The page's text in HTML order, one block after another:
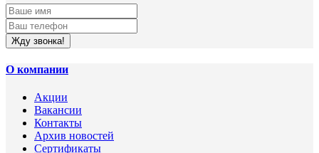
Жду звонка!
О компании
Акции
Вакансии
Контакты
Архив новостей
Сертификаты